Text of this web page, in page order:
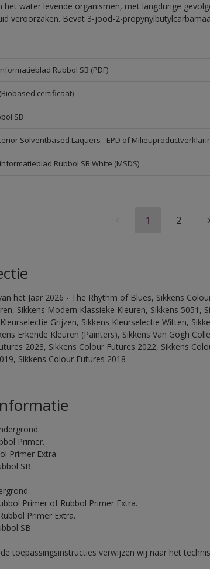
het water levende organismen, met langdurige
veroorzaken. Bevat 3-jood-2-
Rubbol SB (PDF)
certificaat)
SB
Solventbased Laquers - EPD of
Rubbol SB White (MSDS)
1 2
het Jaar 2026 - The Rhythm of Blues, Sikkens
Sikkens Modern Klassieke Kleuren, Sikkens 5051,
Grijzen, Sikkens Kleurselectie Witten,
Erkende Kleuren (Painters), Sikkens Van Gogh
2023, Sikkens Colour Futures 2022, Sikkens
Sikkens Colour Futures 2018
Primer.
Primer Extra.
SB.
Primer of Rubbol Primer Extra.
Primer Extra.
SB.
toepassingsinstructies verwijzen wij naar het